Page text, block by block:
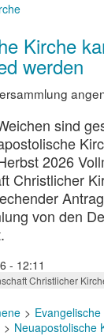
Kirche
werden
sind
2026
Christlicher
von den
- 12:11
Christlicher
Neuapostolische